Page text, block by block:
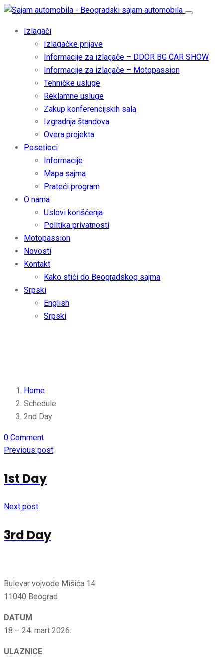
Izlagači
Izlagačke prijave
Informacije za izlagače – DDOR BG CAR SHOW
Informacije za izlagače – Motopassion
Tehničke usluge
Reklamne usluge
Zakup konferencijskih sala
Izgradnja štandova
Overa projekta
Posetioci
Informacije
Mapa sajma
Prateći program
O nama
Uslovi korišćenja
Politika privatnosti
Motopassion
Novosti
Kontakt
Kako stići do Beogradskog sajma
Srpski
English
Srpski
Home
Schedule
2nd Day
0 Comment
Previous post
1st Day
Next post
3rd Day
Bulevar vojvode Mišića 14
11040 Beograd
DATUM
18 – 24. mart 2026.
ULAZNICE